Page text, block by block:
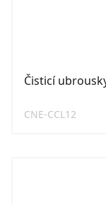
Čisticí
CNE-CCL12